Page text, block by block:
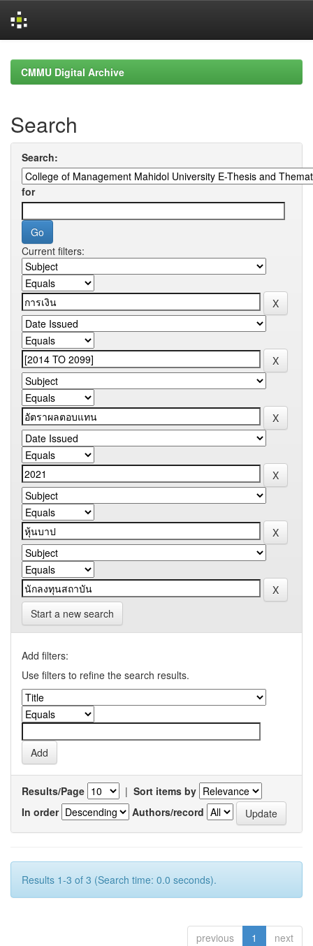
navigationCMMU Digital Archive
Search
Search:
for
Current filters:
Start a new search
Add filters:
Use filters to refine the search results.
Results/Page | Sort items by
In order
Authors/record
Results 1-3 of 3 (Search time: 0.0 seconds).
previous 1 next